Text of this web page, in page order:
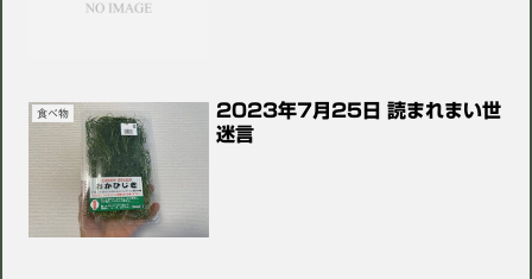
食べ物
2023年7月25日 読まれまい世
迷言